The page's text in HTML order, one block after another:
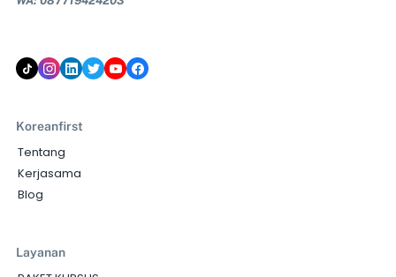
Koreanfirst
Tentang
Kerjasama
Blog
Layanan